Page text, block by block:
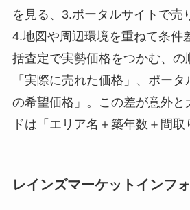
を見る、3.ポータルサイトで売
4.地図や周辺環境を重ねて条件
括査定で実勢価格をつかむ、の
「実際に売れた価格」、ポー
の希望価格」。この差が意外と
ドは「エリア名＋築年数＋間取
レインズマーケットインフ